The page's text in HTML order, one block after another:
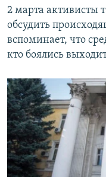
2 марта активисты
обсудить
вспоминает, что
кто боялись